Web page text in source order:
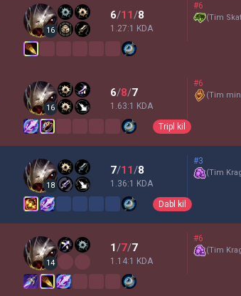
16
6/11/8
1.27:1 KDA
#6
(Tim
16
6/8/7
1.63:1 KDA
#6
(Tim
Tripl kil
18
7/11/8
1.36:1 KDA
#3
(Tim
Dabl kil
14
1/7/7
1.14:1 KDA
#6
(Tim